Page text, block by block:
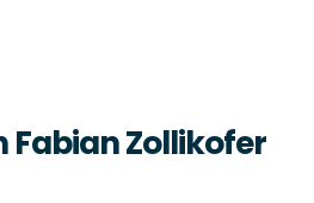
Fabian Zollikofer